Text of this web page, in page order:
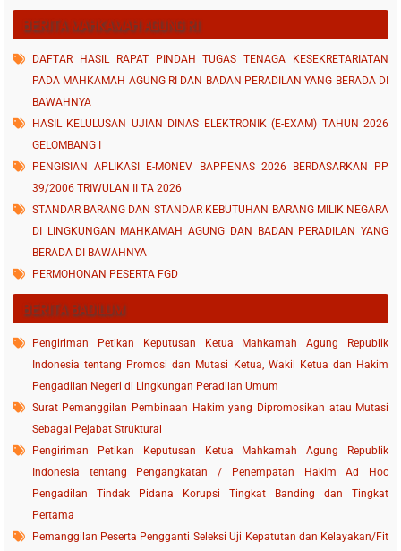
BERITA MAHKAMAH AGUNG RI
DAFTAR HASIL RAPAT PINDAH TUGAS TENAGA KESEKRETARIATAN
PADA MAHKAMAH AGUNG RI DAN BADAN PERADILAN YANG BERADA DI
BAWAHNYA
HASIL KELULUSAN UJIAN DINAS ELEKTRONIK (E-EXAM) TAHUN 2026
GELOMBANG I
PENGISIAN APLIKASI E-MONEV BAPPENAS 2026 BERDASARKAN PP
39/2006 TRIWULAN II TA 2026
STANDAR BARANG DAN STANDAR KEBUTUHAN BARANG MILIK NEGARA
DI LINGKUNGAN MAHKAMAH AGUNG DAN BADAN PERADILAN YANG
BERADA DI BAWAHNYA
PERMOHONAN PESERTA FGD
BERITA BADILUM
Pengiriman Petikan Keputusan Ketua Mahkamah Agung Republik
Indonesia tentang Promosi dan Mutasi Ketua, Wakil Ketua dan Hakim
Pengadilan Negeri di Lingkungan Peradilan Umum
Surat Pemanggilan Pembinaan Hakim yang Dipromosikan atau Mutasi
Sebagai Pejabat Struktural
Pengiriman Petikan Keputusan Ketua Mahkamah Agung Republik
Indonesia tentang Pengangkatan / Penempatan Hakim Ad Hoc
Pengadilan Tindak Pidana Korupsi Tingkat Banding dan Tingkat
Pertama
Pemanggilan Peserta Pengganti Seleksi Uji Kepatutan dan Kelayakan/Fit